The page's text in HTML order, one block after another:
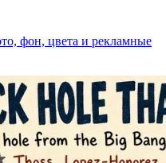
фон, цвета и рекламные